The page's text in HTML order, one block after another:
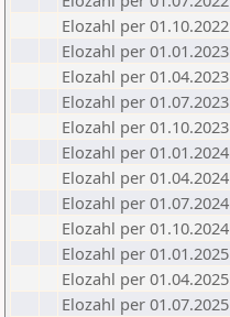
Elozahl per 01.10.2022
Elozahl per 01.01.2023
Elozahl per 01.04.2023
Elozahl per 01.07.2023
Elozahl per 01.10.2023
Elozahl per 01.01.2024
Elozahl per 01.04.2024
Elozahl per 01.07.2024
Elozahl per 01.10.2024
Elozahl per 01.01.2025
Elozahl per 01.04.2025
Elozahl per 01.07.2025